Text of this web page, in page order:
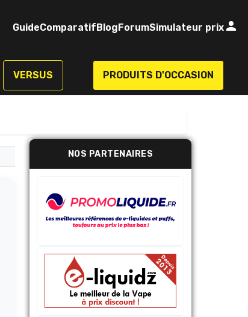
GuideComparatifBlogForumSimulateur prix
VERSUS PRODUITS D'OCCASION
NOS PARTENAIRES